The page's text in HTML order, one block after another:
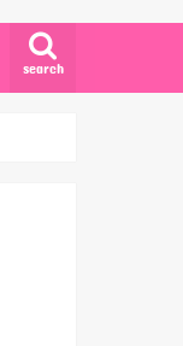
search